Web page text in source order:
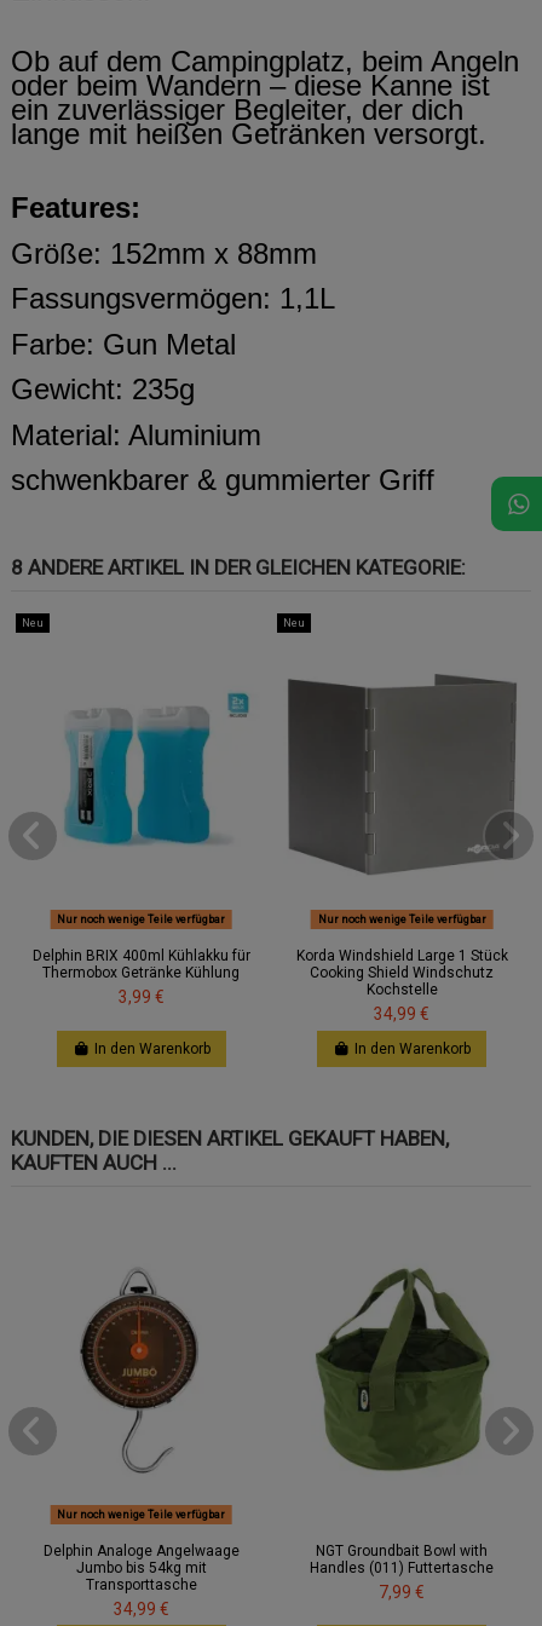
Ob auf dem Campingplatz, beim Angeln
oder beim Wandern – diese Kanne ist
ein zuverlässiger Begleiter, der dich
lange mit heißen Getränken versorgt.
Features:
Größe: 152mm x 88mm
Fassungsvermögen: 1,1L
Farbe: Gun Metal
Gewicht: 235g
Material: Aluminium
schwenkbarer & gummierter Griff
8 ANDERE ARTIKEL IN DER GLEICHEN KATEGORIE:
Neu
Nur noch wenige Teile verfügbar
Delphin BRIX 400ml Kühlakku für
Thermobox Getränke Kühlung
3,99 €
In den Warenkorb
Neu
Nur noch wenige Teile verfügbar
Korda Windshield Large 1 Stück
Cooking Shield Windschutz
Kochstelle
34,99 €
In den Warenkorb
KUNDEN, DIE DIESEN ARTIKEL GEKAUFT HABEN,
KAUFTEN AUCH ...
Nur noch wenige Teile verfügbar
Delphin Analoge Angelwaage
Jumbo bis 54kg mit
Transporttasche
34,99 €
NGT Groundbait Bowl with
Handles (011) Futtertasche
7,99 €